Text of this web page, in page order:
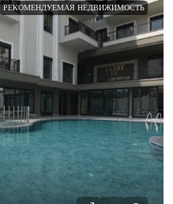
РЕКОМЕНДУЕМАЯ НЕДВИЖИМОСТЬ